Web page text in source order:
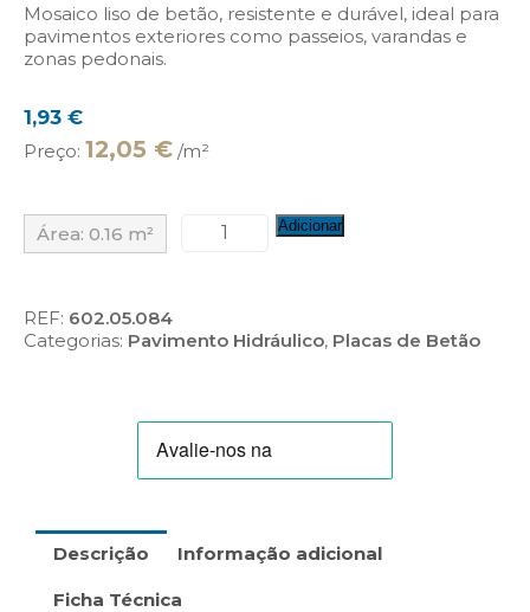
Mosaico liso de betão, resistente e durável, ideal para
pavimentos exteriores como passeios, varandas e
zonas pedonais.
1,93 €
Preço: 12,05 € /m²
Área: 0.16 m²
Quantidade
Betão,
4300.C)
Adicionar
REF: 602.05.084
Categorias: Pavimento Hidráulico, Placas de Betão
Descrição Informação adicional
Ficha Técnica